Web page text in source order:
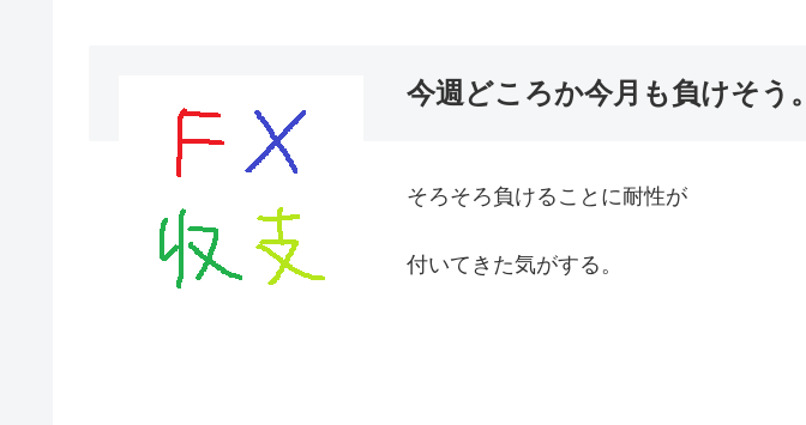
今週どころか今月も負けそう
そろそろ負けることに耐性が
付いてきた気がする。